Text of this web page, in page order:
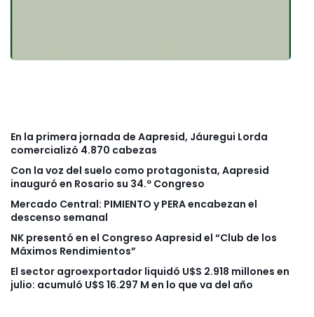
En la primera jornada de Aapresid, Jáuregui Lorda
comercializó 4.870 cabezas
Con la voz del suelo como protagonista, Aapresid
inauguró en Rosario su 34.º Congreso
Mercado Central: PIMIENTO y PERA encabezan el
descenso semanal
NK presentó en el Congreso Aapresid el “Club de los
Máximos Rendimientos”
El sector agroexportador liquidó U$S 2.918 millones en
julio: acumuló U$S 16.297 M en lo que va del año